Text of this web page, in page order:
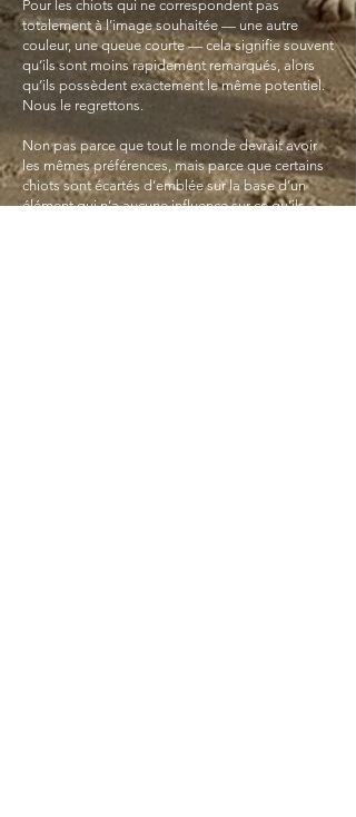
Pour les chiots qui ne correspondent pas
totalement à l’image souhaitée — une autre
couleur, une queue courte — cela signifie souvent
qu’ils sont moins rapidement remarqués, alors
qu’ils possèdent exactement le même potentiel.
Nous le regrettons.
Non pas parce que tout le monde devrait avoir
les mêmes préférences, mais parce que certains
chiots sont écartés d’emblée sur la base d’un
élément qui n’a aucune influence sur ce qu’ils